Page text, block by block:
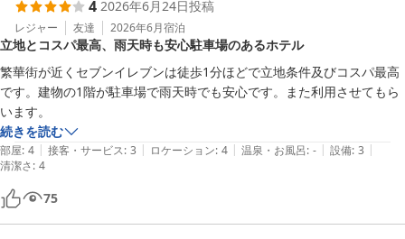
4 2026年6月24日投稿
レジャー 友達 2026年6月宿泊
立地とコスパ最高、雨天時も安心駐車場のあるホテル
繁華街が近くセブンイレブンは徒歩1分ほどで立地条件及びコスパ最高
です。建物の1階が駐車場で雨天時でも安心です。また利用させてもら
います。
続きを読む
部屋: 4 | 接客・サービス: 3 | ロケーション: 4 | 温泉・お風呂: - | 設備: 3 |
清潔さ: 4
75